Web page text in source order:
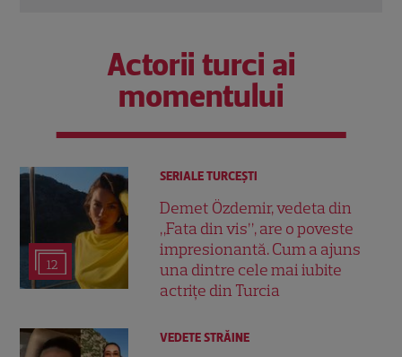
Actorii turci ai
momentului
12
SERIALE TURCEŞTI
Demet Özdemir, vedeta din
„Fata din vis”, are o poveste
impresionantă. Cum a ajuns
una dintre cele mai iubite
actrițe din Turcia
VEDETE STRĂINE